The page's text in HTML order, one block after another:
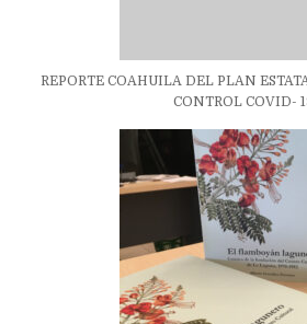
REPORTE COAHUILA DEL PLAN
CONTROL COVID-